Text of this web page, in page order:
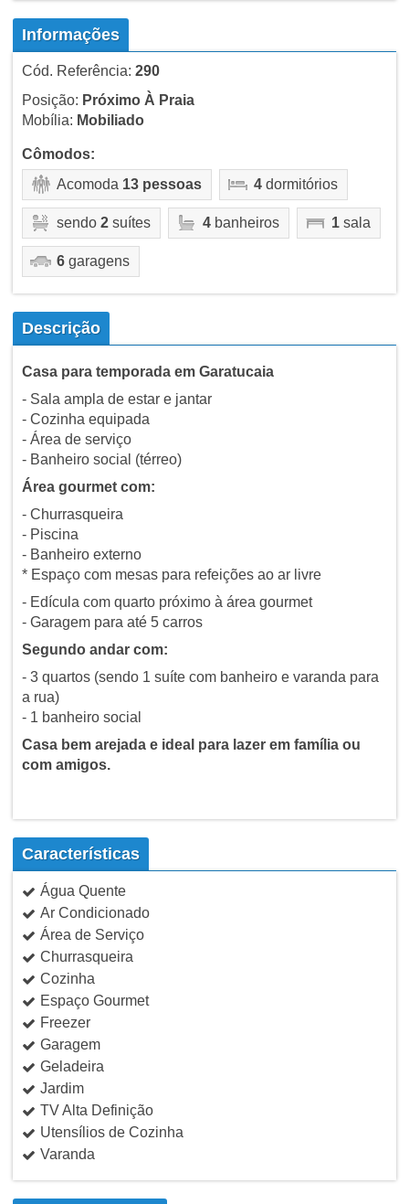
Informações
Cód. Referência: 290
Posição: Próximo À Praia
Mobília: Mobiliado
Cômodos:
Acomoda 13 pessoas 4dormitórios
sendo 2suítes 4banheiros 1sala
6garagens
Descrição
Casa para temporada em Garatucaia
- Sala ampla de estar e jantar
- Cozinha equipada
- Área de serviço
- Banheiro social (térreo)
Área gourmet com:
- Churrasqueira
- Piscina
- Banheiro externo
* Espaço com mesas para refeições ao ar livre
- Edícula com quarto próximo à área gourmet
- Garagem para até 5 carros
Segundo andar com:
- 3 quartos (sendo 1 suíte com banheiro e varanda para
a rua)
- 1 banheiro social
Casa bem arejada e ideal para lazer em família ou
com amigos.
Características
Água Quente
Ar Condicionado
Área de Serviço
Churrasqueira
Cozinha
Espaço Gourmet
Freezer
Garagem
Geladeira
Jardim
TV Alta Definição
Utensílios de Cozinha
Varanda